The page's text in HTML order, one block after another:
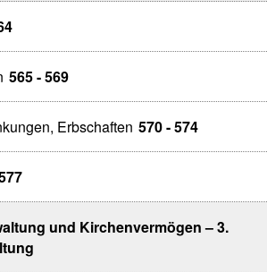
565 - 569
Erbschaften 570 - 574
und Kirchenvermögen – 3.